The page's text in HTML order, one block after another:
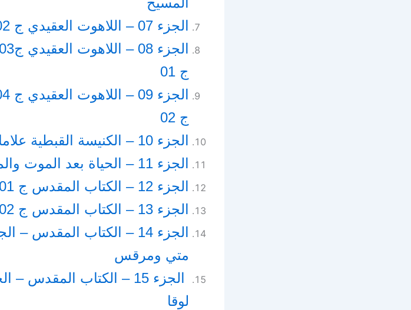
الجزء 07 – اللاهوت العقيدي ج 02 – سري التجسد والفداء
ج 01
ج 02
الجزء 10 – الكنيسة القبطية علاماتها ورسالتها وعقائدها
الجزء 11 – الحياة بعد الموت والمجئ الثاني
الجزء 12 – الكتاب المقدس ج 01
الجزء 13 – الكتاب المقدس ج 02
متي ومرقس
لوقا